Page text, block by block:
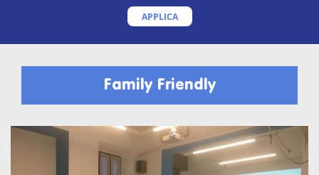
APPLICA
Family Friendly